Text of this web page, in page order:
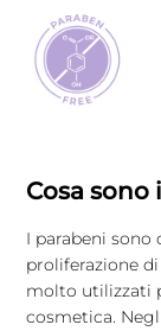
Cosa sono
I parabeni sono
proliferazione
molto utilizzati
cosmetica.